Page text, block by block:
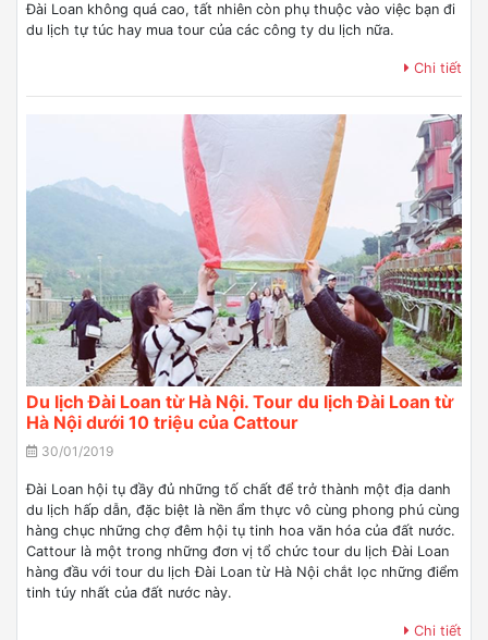
Đài Loan không quá cao, tất nhiên còn phụ thuộc vào việc bạn đi
du lịch tự túc hay mua tour của các công ty du lịch nữa.
Chi tiết
Du lịch Đài Loan từ Hà Nội. Tour du lịch Đài Loan từ
Hà Nội dưới 10 triệu của Cattour
30/01/2019
Đài Loan hội tụ đầy đủ những tố chất để trở thành một địa danh
du lịch hấp dẫn, đặc biệt là nền ẩm thực vô cùng phong phú cùng
hàng chục những chợ đêm hội tụ tinh hoa văn hóa của đất nước.
Cattour là một trong những đơn vị tổ chức tour du lịch Đài Loan
hàng đầu với tour du lịch Đài Loan từ Hà Nội chắt lọc những điểm
tinh túy nhất của đất nước này.
Chi tiết